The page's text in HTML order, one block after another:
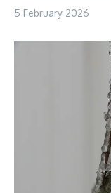
5 February 2026